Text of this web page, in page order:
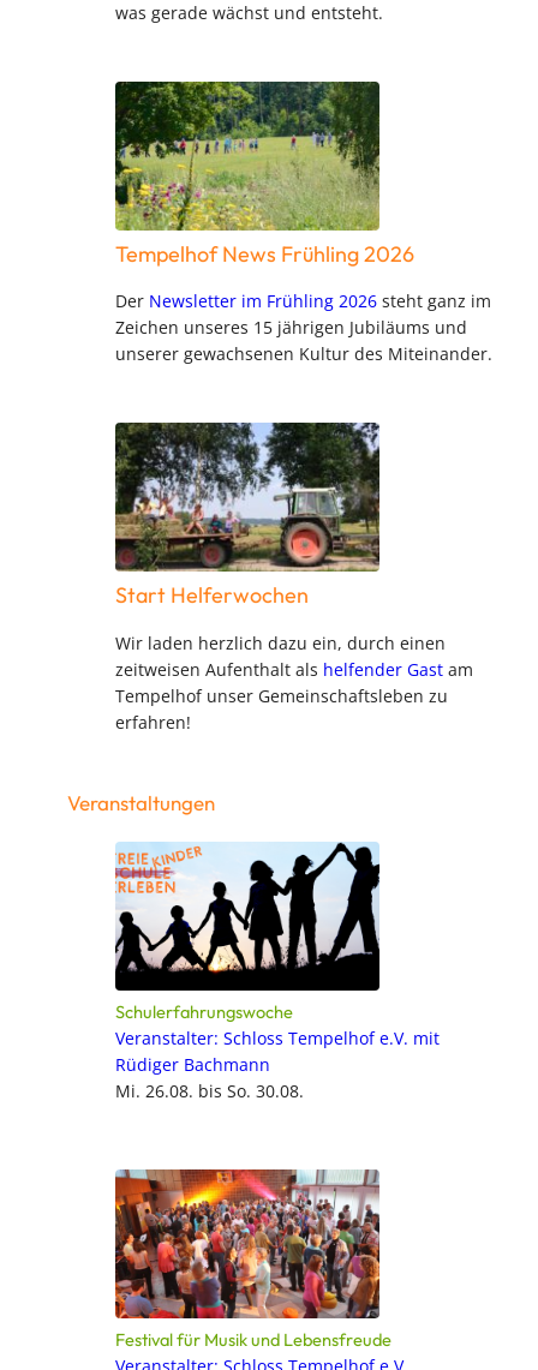
was gerade wächst und entsteht.
Tempelhof News Frühling 2026
Der Newsletter im Frühling 2026 steht ganz im
Zeichen unseres 15 jährigen Jubiläums und
unserer gewachsenen Kultur des Miteinander.
Start Helferwochen
Wir laden herzlich dazu ein, durch einen
zeitweisen Aufenthalt als helfender Gast am
Tempelhof unser Gemeinschaftsleben zu
erfahren!
Veranstaltungen
Schulerfahrungswoche
Veranstalter: Schloss Tempelhof e.V. mit
Rüdiger Bachmann
Mi. 26.08. bis So. 30.08.
Festival für Musik und Lebensfreude